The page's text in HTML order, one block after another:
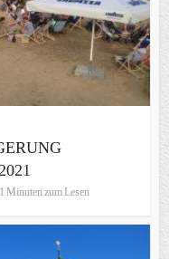
1 Minuten zum Lesen